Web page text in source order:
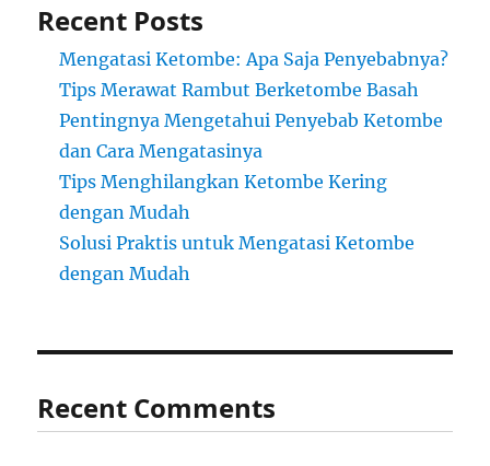
Recent Posts
Mengatasi Ketombe: Apa Saja Penyebabnya?
Tips Merawat Rambut Berketombe Basah
Pentingnya Mengetahui Penyebab Ketombe
dan Cara Mengatasinya
Tips Menghilangkan Ketombe Kering
dengan Mudah
Solusi Praktis untuk Mengatasi Ketombe
dengan Mudah
Recent Comments